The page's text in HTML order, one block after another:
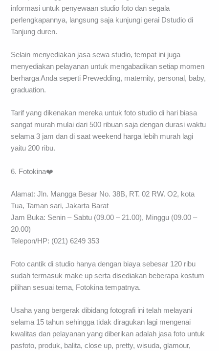
informasi untuk penyewaan studio foto dan segala
perlengkapannya, langsung saja kunjungi gerai Dstudio di
Tanjung duren.
Selain menyediakan jasa sewa studio, tempat ini juga
menyediakan pelayanan untuk mengabadikan setiap momen
berharga Anda seperti Prewedding, maternity, personal, baby,
graduation.
Tarif yang dikenakan mereka untuk foto studio di hari biasa
sangat murah mulai dari 500 ribuan saja dengan durasi waktu
selama 3 jam dan di saat weekend harga lebih murah lagi
yaitu 200 ribu.
6. Fotokina❤️
Alamat: Jln. Mangga Besar No. 38B, RT. 02 RW. O2, kota
Tua, Taman sari, Jakarta Barat
Jam Buka: Senin – Sabtu (09.00 – 21.00), Minggu (09.00 –
20.00)
Telepon/HP: (021) 6249 353
Foto cantik di studio hanya dengan biaya sebesar 120 ribu
sudah termasuk make up serta disediakan beberapa kostum
pilihan sesuai tema, Fotokina tempatnya.
Usaha yang bergerak dibidang fotografi ini telah melayani
selama 15 tahun sehingga tidak diragukan lagi mengenai
kwalitas dan pelayanan yang diberikan adalah jasa foto untuk
pasfoto, produk, balita, close up, pretty, wisuda, glamour,